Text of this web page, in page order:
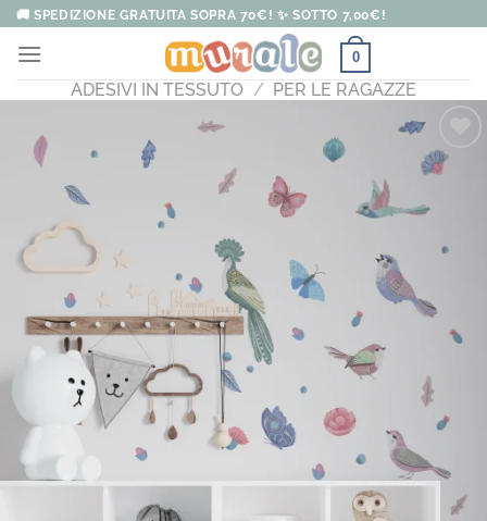
Salta
contenuti
🚚 SPEDIZIONE GRATUITA SOPRA 70€! ✨ SOTTO 7,00€!
0
ADESIVI IN TESSUTO / PER LE RAGAZZE